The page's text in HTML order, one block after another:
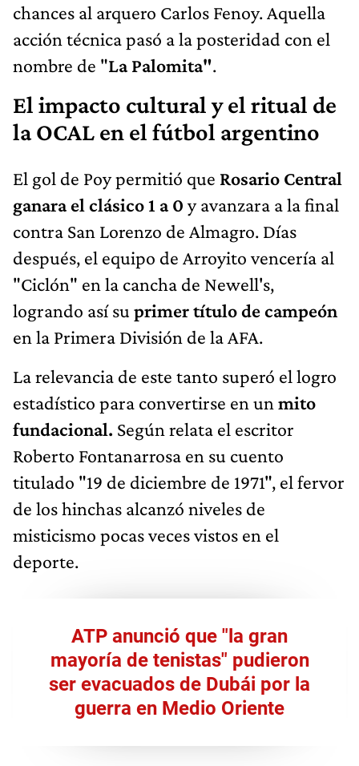
chances al arquero Carlos Fenoy. Aquella
acción técnica pasó a la posteridad con el
nombre de "La Palomita".
El impacto cultural y el ritual de
la OCAL en el fútbol argentino
El gol de Poy permitió que Rosario Central
ganara el clásico 1 a 0 y avanzara a la final
contra San Lorenzo de Almagro. Días
después, el equipo de Arroyito vencería al
"Ciclón" en la cancha de Newell's,
logrando así su primer título de campeón
en la Primera División de la AFA.
La relevancia de este tanto superó el logro
estadístico para convertirse en un mito
fundacional. Según relata el escritor
Roberto Fontanarrosa en su cuento
titulado "19 de diciembre de 1971", el fervor
de los hinchas alcanzó niveles de
misticismo pocas veces vistos en el
deporte.
ATP anunció que "la gran
mayoría de tenistas" pudieron
ser evacuados de Dubái por la
guerra en Medio Oriente